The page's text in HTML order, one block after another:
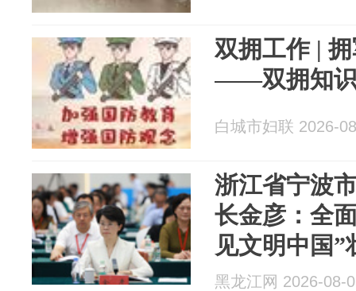
双拥工作 |
——双拥知
白城市妇联 2026-
浙江省宁波
长金彦：全
见文明中国”
黑龙江网 2026-08-